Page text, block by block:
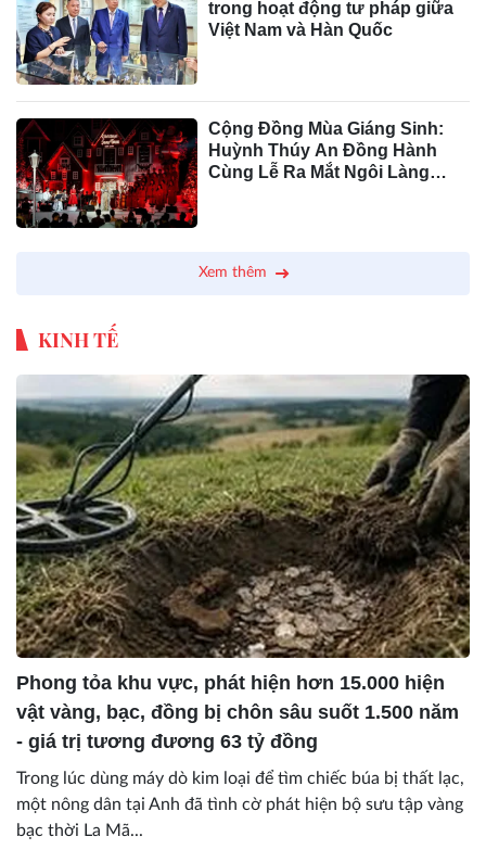
trong hoạt động tư pháp giữa
Việt Nam và Hàn Quốc
Cộng Đồng Mùa Giáng Sinh:
Huỳnh Thúy An Đồng Hành
Cùng Lễ Ra Mắt Ngôi Làng
Xem thêm
KINH TẾ
Phong tỏa khu vực, phát hiện hơn 15.000 hiện
vật vàng, bạc, đồng bị chôn sâu suốt 1.500 năm
- giá trị tương đương 63 tỷ đồng
Trong lúc dùng máy dò kim loại để tìm chiếc búa bị thất lạc,
một nông dân tại Anh đã tình cờ phát hiện bộ sưu tập vàng
bạc thời La Mã...